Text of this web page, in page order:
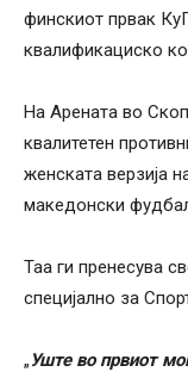
финскиот првак
квалификациско
На Арената во
квалитетен
женската верзија
македонски
Таа ги пренесува
специјално за
„Уште во првиот